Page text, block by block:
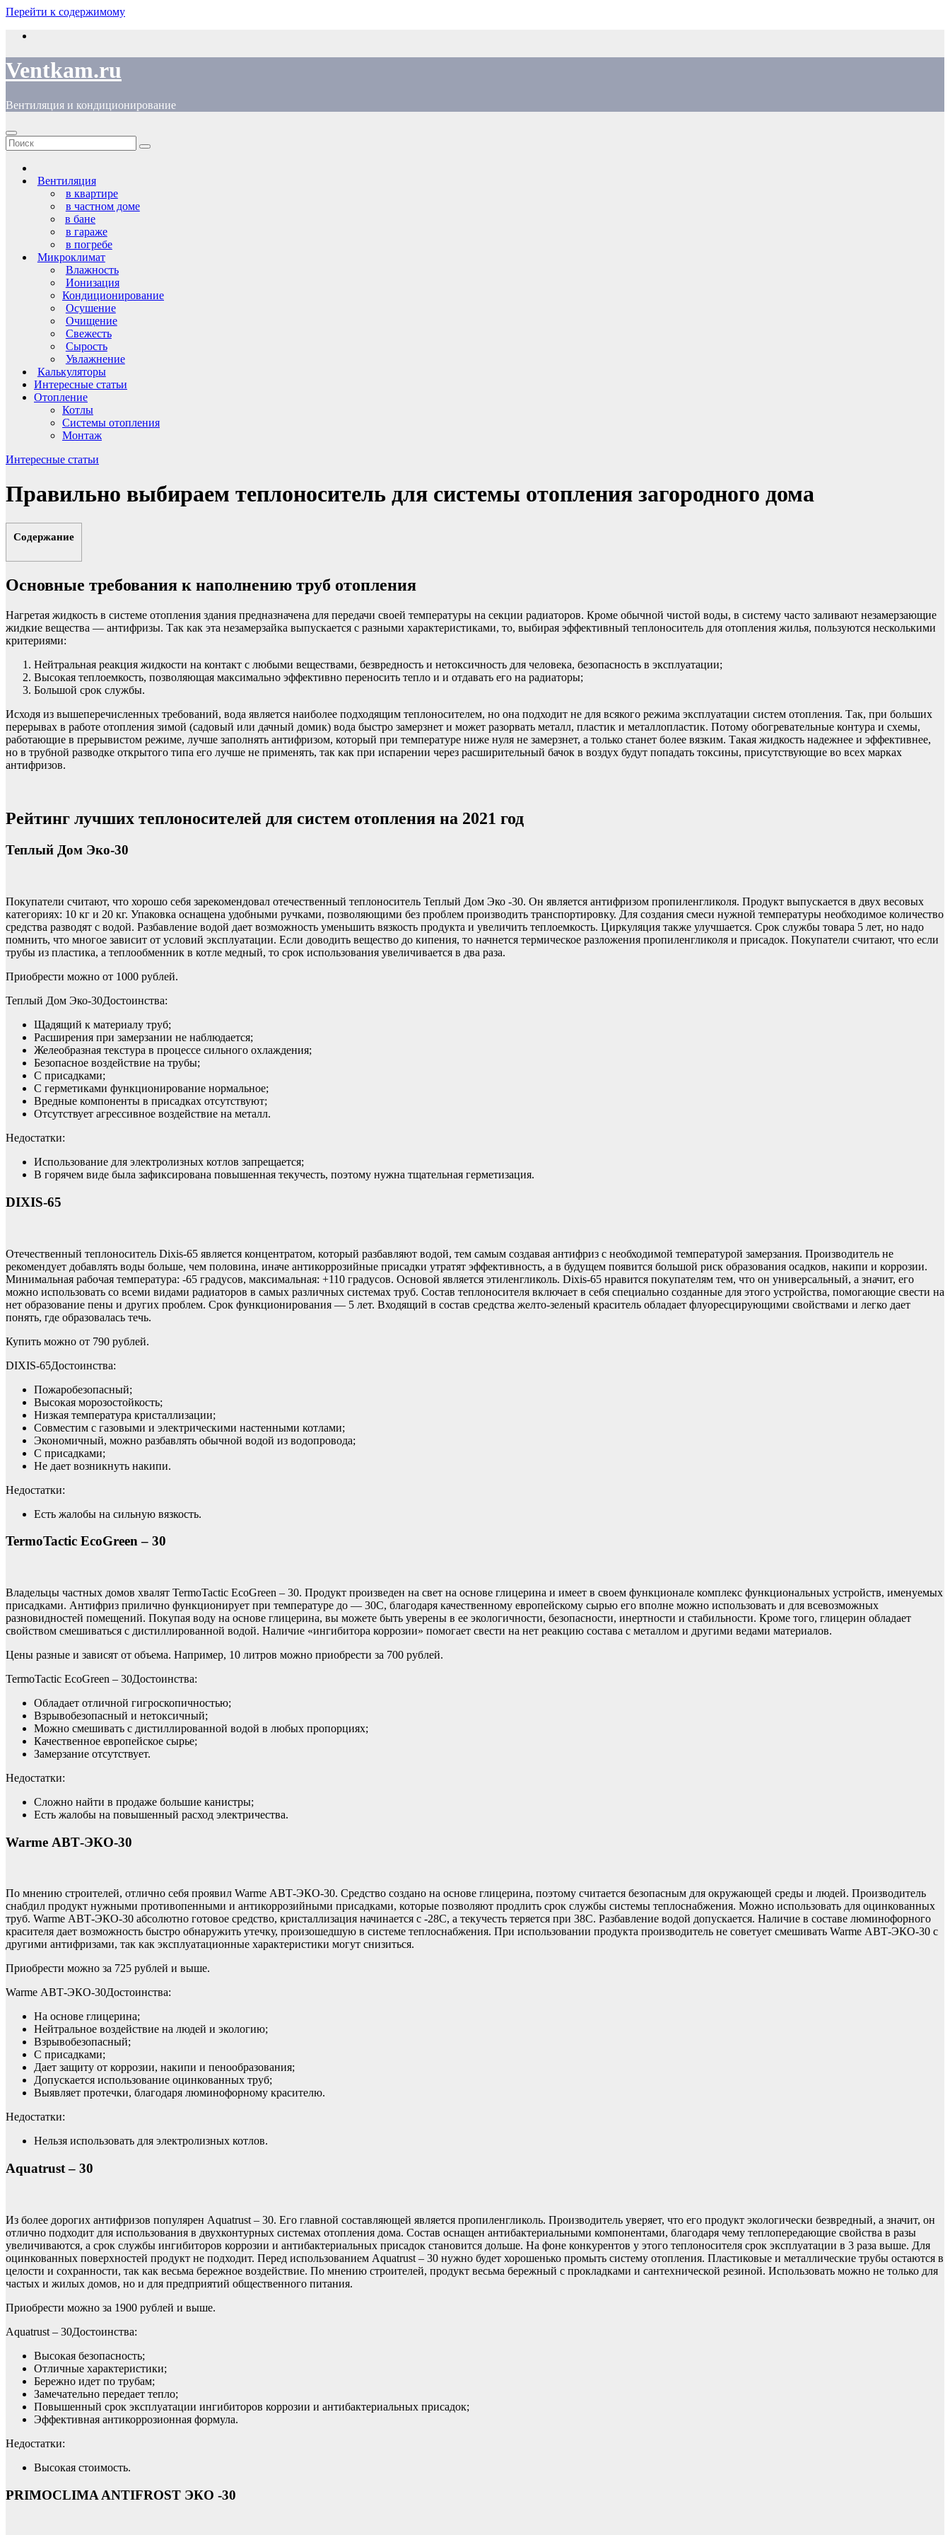
Перейти к содержимому
Ventkam.ru
Вентиляция и кондиционирование
Вентиляция
в квартире
в частном доме
в бане
в гараже
в погребе
Микроклимат
Влажность
Ионизация
Кондиционирование
Осушение
Очищение
Свежесть
Сырость
Увлажнение
Калькуляторы
Интересные статьи
Отопление
Котлы
Системы отопления
Монтаж
Интересные статьи
Правильно выбираем теплоноситель для системы отопления загородного дома
Содержание
Основные требования к наполнению труб отопления
Нагретая жидкость в системе отопления здания предназначена для передачи своей температуры на секции радиаторов. Кроме обычной чистой воды, в систему часто заливают незамерзающие
жидкие вещества — антифризы. Так как эта незамерзайка выпускается с разными характеристиками, то, выбирая эффективный теплоноситель для отопления жилья, пользуются несколькими
критериями:
Нейтральная реакция жидкости на контакт с любыми веществами, безвредность и нетоксичность для человека, безопасность в эксплуатации;
Высокая теплоемкость, позволяющая максимально эффективно переносить тепло и и отдавать его на радиаторы;
Большой срок службы.
Исходя из вышеперечисленных требований, вода является наиболее подходящим теплоносителем, но она подходит не для всякого режима эксплуатации систем отопления. Так, при больших
перерывах в работе отопления зимой (садовый или дачный домик) вода быстро замерзнет и может разорвать металл, пластик и металлопластик. Потому обогревательные контура и схемы,
работающие в прерывистом режиме, лучше заполнять антифризом, который при температуре ниже нуля не замерзнет, а только станет более вязким. Такая жидкость надежнее и эффективнее,
но в трубной разводке открытого типа его лучше не применять, так как при испарении через расширительный бачок в воздух будут попадать токсины, присутствующие во всех марках
антифризов.
Рейтинг лучших теплоносителей для систем отопления на 2021 год
Теплый Дом Эко-30
Покупатели считают, что хорошо себя зарекомендовал отечественный теплоноситель Теплый Дом Эко -30. Он является антифризом пропиленгликоля. Продукт выпускается в двух весовых
категориях: 10 кг и 20 кг. Упаковка оснащена удобными ручками, позволяющими без проблем производить транспортировку. Для создания смеси нужной температуры необходимое количество
средства разводят с водой. Разбавление водой дает возможность уменьшить вязкость продукта и увеличить теплоемкость. Циркуляция также улучшается. Срок службы товара 5 лет, но надо
помнить, что многое зависит от условий эксплуатации. Если доводить вещество до кипения, то начнется термическое разложения пропиленгликоля и присадок. Покупатели считают, что если
трубы из пластика, а теплообменник в котле медный, то срок использования увеличивается в два раза.
Приобрести можно от 1000 рублей.
Теплый Дом Эко-30Достоинства:
Щадящий к материалу труб;
Расширения при замерзании не наблюдается;
Желеобразная текстура в процессе сильного охлаждения;
Безопасное воздействие на трубы;
С присадками;
С герметиками функционирование нормальное;
Вредные компоненты в присадках отсутствуют;
Отсутствует агрессивное воздействие на металл.
Недостатки:
Использование для электролизных котлов запрещается;
В горячем виде была зафиксирована повышенная текучесть, поэтому нужна тщательная герметизация.
DIXIS-65
Отечественный теплоноситель Dixis-65 является концентратом, который разбавляют водой, тем самым создавая антифриз с необходимой температурой замерзания. Производитель не
рекомендует добавлять воды больше, чем половина, иначе антикоррозийные присадки утратят эффективность, а в будущем появится большой риск образования осадков, накипи и коррозии.
Минимальная рабочая температура: -65 градусов, максимальная: +110 градусов. Основой является этиленгликоль. Dixis-65 нравится покупателям тем, что он универсальный, а значит, его
можно использовать со всеми видами радиаторов в самых различных системах труб. Состав теплоносителя включает в себя специально созданные для этого устройства, помогающие свести на
нет образование пены и других проблем. Срок функционирования — 5 лет. Входящий в состав средства желто-зеленый краситель обладает флуоресцирующими свойствами и легко дает
понять, где образовалась течь.
Купить можно от 790 рублей.
DIXIS-65Достоинства:
Пожаробезопасный;
Высокая морозостойкость;
Низкая температура кристаллизации;
Совместим с газовыми и электрическими настенными котлами;
Экономичный, можно разбавлять обычной водой из водопровода;
С присадками;
Не дает возникнуть накипи.
Недостатки:
Есть жалобы на сильную вязкость.
TermoTactic EcoGreen – 30
Владельцы частных домов хвалят TermoTactic EcoGreen – 30. Продукт произведен на свет на основе глицерина и имеет в своем функционале комплекс функциональных устройств, именуемых
присадками. Антифриз прилично функционирует при температуре до — 30С, благодаря качественному европейскому сырью его вполне можно использовать и для всевозможных
разновидностей помещений. Покупая воду на основе глицерина, вы можете быть уверены в ее экологичности, безопасности, инертности и стабильности. Кроме того, глицерин обладает
свойством смешиваться с дистиллированной водой. Наличие «ингибитора коррозии» помогает свести на нет реакцию состава с металлом и другими ведами материалов.
Цены разные и зависят от объема. Например, 10 литров можно приобрести за 700 рублей.
TermoTactic EcoGreen – 30Достоинства:
Обладает отличной гигроскопичностью;
Взрывобезопасный и нетоксичный;
Можно смешивать с дистиллированной водой в любых пропорциях;
Качественное европейское сырье;
Замерзание отсутствует.
Недостатки:
Сложно найти в продаже большие канистры;
Есть жалобы на повышенный расход электричества.
Warme АВТ-ЭКО-30
По мнению строителей, отлично себя проявил Warme АВТ-ЭКО-30. Средство создано на основе глицерина, поэтому считается безопасным для окружающей среды и людей. Производитель
снабдил продукт нужными противопенными и антикоррозийными присадками, которые позволяют продлить срок службы системы теплоснабжения. Можно использовать для оцинкованных
труб. Warme АВТ-ЭКО-30 абсолютно готовое средство, кристаллизация начинается с -28C, а текучесть теряется при 38C. Разбавление водой допускается. Наличие в составе люминофорного
красителя дает возможность быстро обнаружить утечку, произошедшую в системе теплоснабжения. При использовании продукта производитель не советует смешивать Warme АВТ-ЭКО-30 с
другими антифризами, так как эксплуатационные характеристики могут снизиться.
Приобрести можно за 725 рублей и выше.
Warme АВТ-ЭКО-30Достоинства:
На основе глицерина;
Нейтральное воздействие на людей и экологию;
Взрывобезопасный;
С присадками;
Дает защиту от коррозии, накипи и пенообразования;
Допускается использование оцинкованных труб;
Выявляет протечки, благодаря люминофорному красителю.
Недостатки:
Нельзя использовать для электролизных котлов.
Aquatrust – 30
Из более дорогих антифризов популярен Aquatrust – 30. Его главной составляющей является пропиленгликоль. Производитель уверяет, что его продукт экологически безвредный, а значит, он
отлично подходит для использования в двухконтурных системах отопления дома. Состав оснащен антибактериальными компонентами, благодаря чему теплопередающие свойства в разы
увеличиваются, а срок службы ингибиторов коррозии и антибактериальных присадок становится дольше. На фоне конкурентов у этого теплоносителя срок эксплуатации в 3 раза выше. Для
оцинкованных поверхностей продукт не подходит. Перед использованием Aquatrust – 30 нужно будет хорошенько промыть систему отопления. Пластиковые и металлические трубы остаются в
целости и сохранности, так как весьма бережное воздействие. По мнению строителей, продукт весьма бережный с прокладками и сантехнической резиной. Использовать можно не только для
частых и жилых домов, но и для предприятий общественного питания.
Приобрести можно за 1900 рублей и выше.
Aquatrust – 30Достоинства:
Высокая безопасность;
Отличные характеристики;
Бережно идет по трубам;
Замечательно передает тепло;
Повышенный срок эксплуатации ингибиторов коррозии и антибактериальных присадок;
Эффективная антикоррозионная формула.
Недостатки:
Высокая стоимость.
PRIMOCLIMA ANTIFROST ЭКО -30